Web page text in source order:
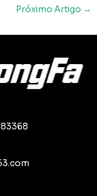
Próximo Artigo →